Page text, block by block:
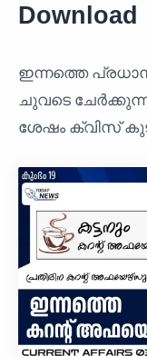
Download
ഇന്നത്തെ
ചുവടെ
ശേഷം ക്വിസ്